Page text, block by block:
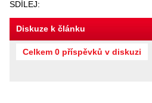
SDÍLEJ:
Diskuze k článku
Celkem 0 příspěvků v diskuzi